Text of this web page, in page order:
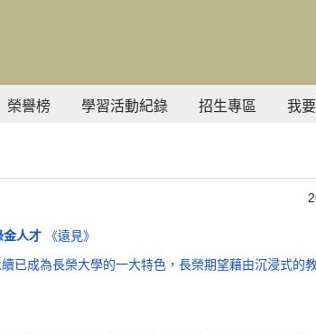
榮譽榜 學習活動紀錄 招生專區 我
金人才
《遠見》
已成為長榮大學的一大特色，長榮期望藉由沉浸式的